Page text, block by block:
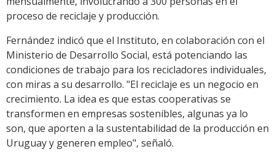
proceso de reciclaje y producción.
Fernández indicó que el Instituto, en colaboración con el
Ministerio de Desarrollo Social, está potenciando las
condiciones de trabajo para los recicladores individuales,
con miras a su desarrollo. "El reciclaje es un negocio en
crecimiento. La idea es que estas cooperativas se
transformen en empresas sostenibles, algunas ya lo
son, que aporten a la sustentabilidad de la producción en
Uruguay y generen empleo", señaló.